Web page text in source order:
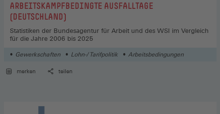
:ARBEITSKAMPFBEDINGTE AUSFALLTAGE
(DEUTSCHLAND)
Statistiken der Bundesagentur für Arbeit und des WSI im Vergleich
für die Jahre 2006 bis 2025
Gewerkschaften Lohn-/ Tarifpolitik Arbeitsbedingungen
merken teilen